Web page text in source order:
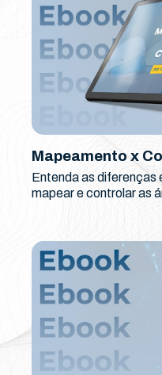
Mapeamento x
Entenda as diferenças
mapear e controlar as